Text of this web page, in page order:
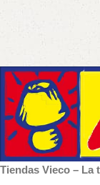
Tiendas Vieco – La